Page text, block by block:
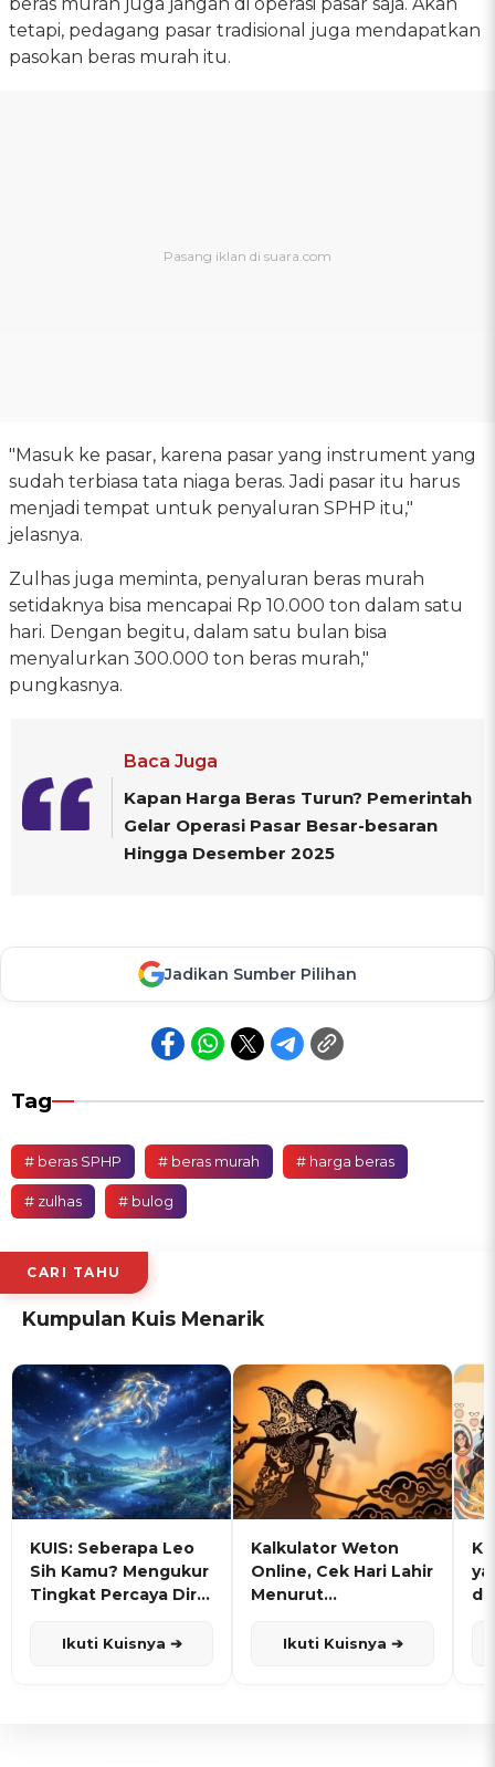
tetapi, pedagang pasar tradisional juga mendapatkan
pasokan beras murah itu.
"Masuk ke pasar, karena pasar yang instrument yang
sudah terbiasa tata niaga beras. Jadi pasar itu harus
menjadi tempat untuk penyaluran SPHP itu,"
jelasnya.
Zulhas juga meminta, penyaluran beras murah
setidaknya bisa mencapai Rp 10.000 ton dalam satu
hari. Dengan begitu, dalam satu bulan bisa
menyalurkan 300.000 ton beras murah,"
pungkasnya.
Baca Juga
Kapan Harga Beras Turun? Pemerintah
Gelar Operasi Pasar Besar-besaran
Hingga Desember 2025
Jadikan Sumber Pilihan
Tag
# beras SPHP # beras murah # harga beras
# zulhas # bulog
CARI TAHU
Kumpulan Kuis Menarik
KUIS: Seberapa Leo
Sih Kamu? Mengukur
Tingkat Percaya Diri
Ikuti Kuisnya ➔
Kalkulator Weton
Online, Cek Hari Lahir
Menurut
Ikuti Kuisnya ➔